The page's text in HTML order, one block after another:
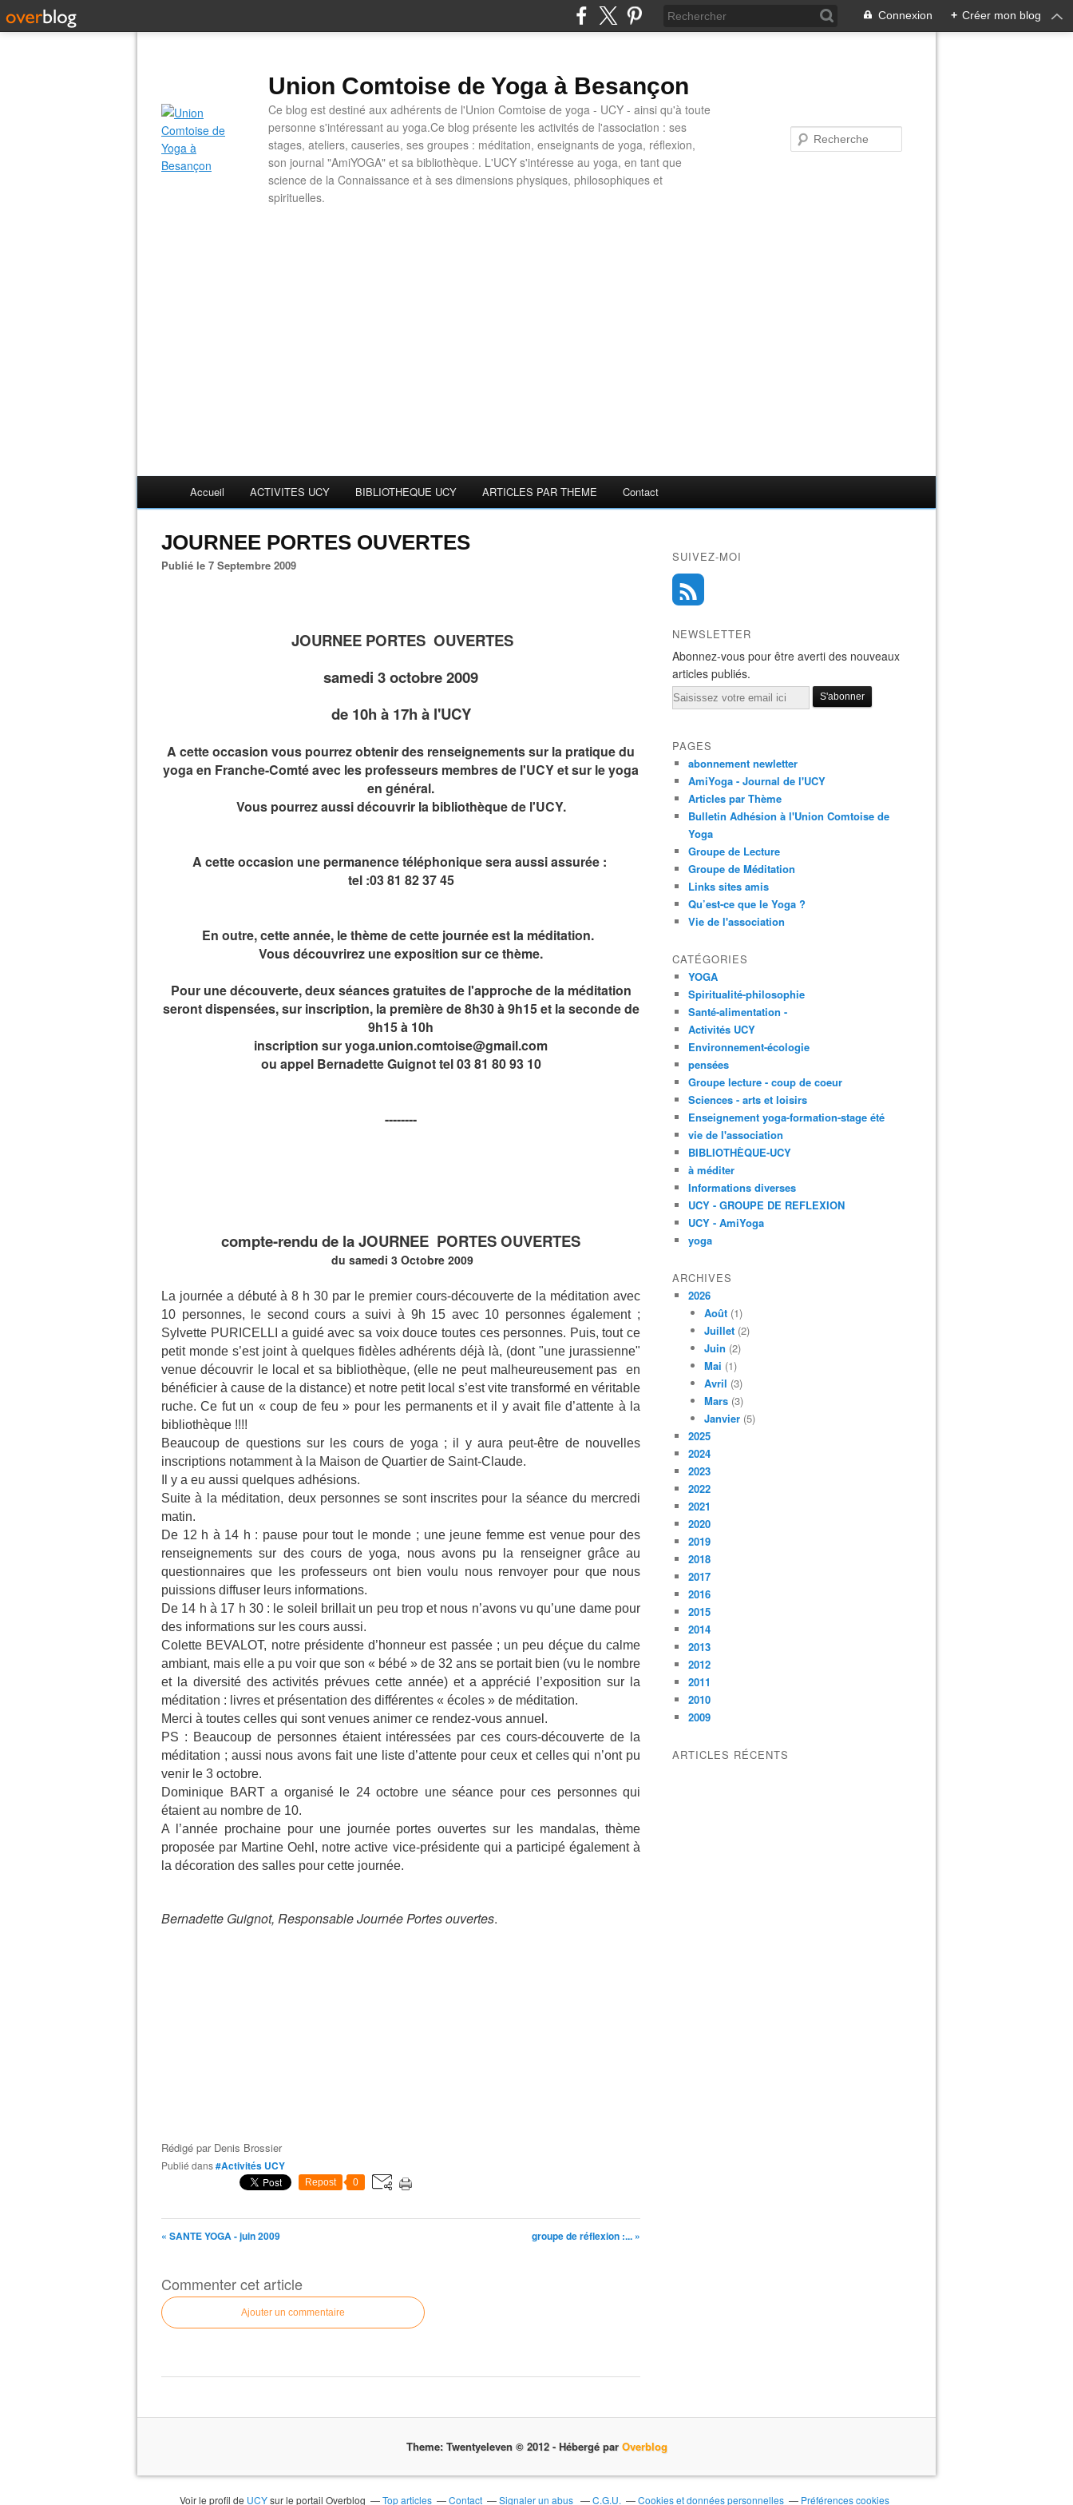
Connexion + Créer mon blog
Union Comtoise de Yoga à Besançon
Ce blog est destiné aux adhérents de l'Union Comtoise de yoga - UCY - ainsi qu'à toute
personne s'intéressant au yoga.Ce blog présente les activités de l'association : ses
stages, ateliers, causeries, ses groupes : méditation, enseignants de yoga, réflexion,
son journal "AmiYOGA" et sa bibliothèque. L'UCY s'intéresse au yoga, en tant que
science de la Connaissance et à ses dimensions physiques, philosophiques et
spirituelles.
Accueil ACTIVITES UCY BIBLIOTHEQUE UCY ARTICLES PAR THEME Contact
JOURNEE PORTES OUVERTES
Publié le 7 Septembre 2009
JOURNEE PORTES OUVERTES
samedi 3 octobre 2009
de 10h à 17h à l'UCY
A cette occasion vous pourrez obtenir des renseignements sur la pratique du
yoga en Franche-Comté avec les professeurs membres de l'UCY et sur le yoga
en général.
Vous pourrez aussi découvrir la bibliothèque de l'UCY.
A cette occasion une permanence téléphonique sera aussi assurée :
tel :03 81 82 37 45
En outre, cette année, le thème de cette journée est la méditation.
Vous découvrirez une exposition sur ce thème.
Pour une découverte, deux séances gratuites de l'approche de la méditation
seront dispensées, sur inscription, la première de 8h30 à 9h15 et la seconde de
9h15 à 10h
inscription sur yoga.union.comtoise@gmail.com
ou appel Bernadette Guignot tel 03 81 80 93 10
--------
compte-rendu de la JOURNEE PORTES OUVERTES
du samedi 3 Octobre 2009
La journée a débuté à 8 h 30 par le premier cours-découverte de la méditation avec
10 personnes, le second cours a suivi à 9h 15 avec 10 personnes également ;
Sylvette PURICELLI a guidé avec sa voix douce toutes ces personnes. Puis, tout ce
petit monde s’est joint à quelques fidèles adhérents déjà là, (dont "une jurassienne"
venue découvrir le local et sa bibliothèque, (elle ne peut malheureusement pas
en
bénéficier à cause de la distance) et notre petit local s’est vite transformé en véritable
ruche. Ce fut un « coup de feu » pour les permanents et il y avait file d’attente à la
bibliothèque !!!!
Beaucoup de questions sur les cours de yoga ; il y aura peut-être de nouvelles
inscriptions notamment à la Maison de Quartier de Saint-Claude.
Il y a eu aussi quelques adhésions.
Suite à la méditation, deux personnes se sont inscrites pour la séance du mercredi
matin.
De 12 h à 14 h : pause pour tout le monde ; une jeune femme est venue pour des
renseignements sur des cours de yoga, nous avons pu la renseigner grâce au
questionnaires que les professeurs ont bien voulu nous renvoyer pour que nous
puissions diffuser leurs informations.
De 14 h à 17 h 30 : le soleil brillait un peu trop et nous n’avons vu qu’une dame pour
des informations sur les cours aussi.
Colette BEVALOT, notre présidente d’honneur est passée ; un peu déçue du calme
ambiant, mais elle a pu voir que son « bébé » de 32 ans se portait bien (vu le nombre
et la diversité des activités prévues cette année) et a apprécié l’exposition sur la
méditation : livres et présentation des différentes « écoles » de méditation.
Merci à toutes celles qui sont venues animer ce rendez-vous annuel.
PS : Beaucoup de personnes étaient intéressées par ces cours-découverte de la
méditation ; aussi nous avons fait une liste d’attente pour ceux et celles qui n’ont pu
venir le 3 octobre.
Dominique BART a organisé le 24 octobre une séance pour ces personnes qui
étaient au nombre de 10.
A l’année prochaine pour une journée portes ouvertes sur les mandalas, thème
proposée par Martine Oehl, notre active vice-présidente qui a participé également à
la décoration des salles pour cette journée.
Bernadette Guignot, Responsable Journée Portes ouvertes.
Rédigé par Denis Brossier
Publié dans#Activités UCY
Repost 0
« SANTE YOGA - juin 2009 groupe de réflexion :... »
Commenter cet article
Ajouter un commentaire
SUIVEZ-MOI
NEWSLETTER
Abonnez-vous pour être averti des nouveaux
articles publiés.
Email
PAGES
abonnement newletter
AmiYoga - Journal de l'UCY
Articles par Thème
Bulletin Adhésion à l'Union Comtoise de
Yoga
Groupe de Lecture
Groupe de Méditation
Links sites amis
Qu’est-ce que le Yoga ?
Vie de l'association
CATÉGORIES
YOGA
Spiritualité-philosophie
Santé-alimentation -
Activités UCY
Environnement-écologie
pensées
Groupe lecture - coup de coeur
Sciences - arts et loisirs
Enseignement yoga-formation-stage été
vie de l'association
BIBLIOTHÈQUE-UCY
à méditer
Informations diverses
UCY - GROUPE DE REFLEXION
UCY - AmiYoga
yoga
ARCHIVES
2026
Août (1)
Juillet (2)
Juin (2)
Mai (1)
Avril (3)
Mars (3)
Janvier (5)
2025
2024
2023
2022
2021
2020
2019
2018
2017
2016
2015
2014
2013
2012
2011
2010
2009
ARTICLES RÉCENTS
Theme: Twentyeleven © 2012 - Hébergé par Overblog
Voir le profil de UCYsur le portail Overblog Top articles Contact Signaler un abus C.G.U. Cookies et données personnelles Préférences cookies